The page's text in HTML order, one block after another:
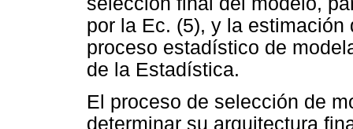
por la Ec. (5), y la
proceso estadístico de
de la Estadística.
El proceso de selección de
determinar su arquitectura